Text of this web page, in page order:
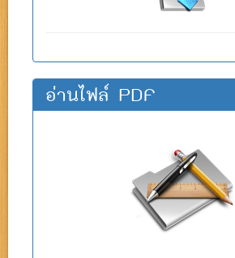
อ่านไฟล์ PDF